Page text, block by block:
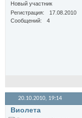
Новый участник
Регистрация
17.08.2010
Сообщений
4
20.10.2010, 19:14
Виолета